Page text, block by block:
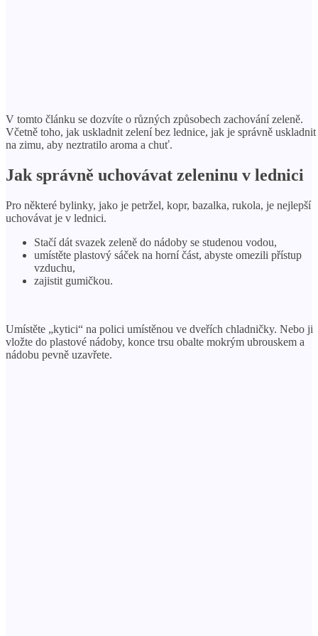
V tomto článku se dozvíte o různých způsobech zachování zeleně.
Včetně toho, jak uskladnit zelení bez lednice, jak je správně uskladnit
na zimu, aby neztratilo aroma a chuť.
Jak správně uchovávat zeleninu v lednici
Pro některé bylinky, jako je petržel, kopr, bazalka, rukola, je nejlepší
uchovávat je v lednici.
Stačí dát svazek zeleně do nádoby se studenou vodou,
umístěte plastový sáček na horní část, abyste omezili přístup
vzduchu,
zajistit gumičkou.
Umístěte „kytici“ na polici umístěnou ve dveřích chladničky. Nebo ji
vložte do plastové nádoby, konce trsu obalte mokrým ubrouskem a
nádobu pevně uzavřete.